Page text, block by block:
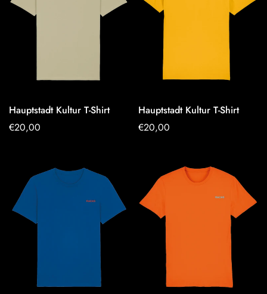
OPTIONEN
AUSWÄHLEN
Hauptstadt Kultur T-Shirt
Regulärer
€20,00
OPTIONEN
AUSWÄHLEN
Hauptstadt Kultur T-Shirt
Regulärer
€20,00